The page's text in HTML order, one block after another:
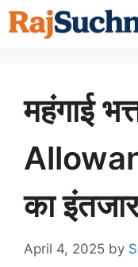
Skip
to
महंगाई
का
April 4, 2025 by